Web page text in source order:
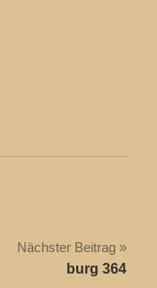
Nächster Beitrag
burg 364